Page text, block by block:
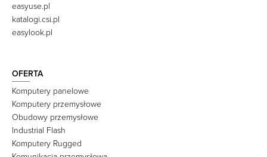
easyuse.pl
katalogi.csi.pl
easylook.pl
OFERTA
Komputery panelowe
Komputery przemysłowe
Obudowy przemysłowe
Industrial Flash
Komputery Rugged